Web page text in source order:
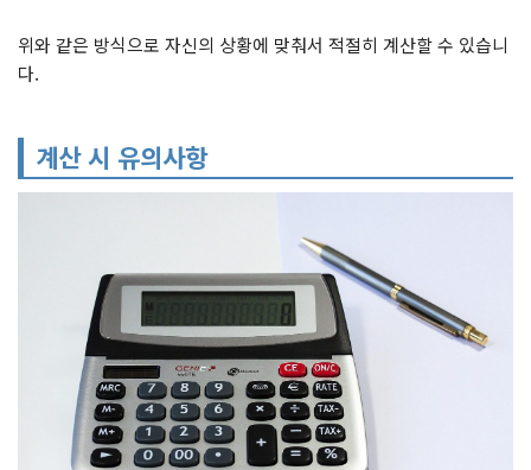
위와 같은 방식으로 자신의 상황에 맞춰서 적절히 계산할 수 있습니
다.
계산 시 유의사항